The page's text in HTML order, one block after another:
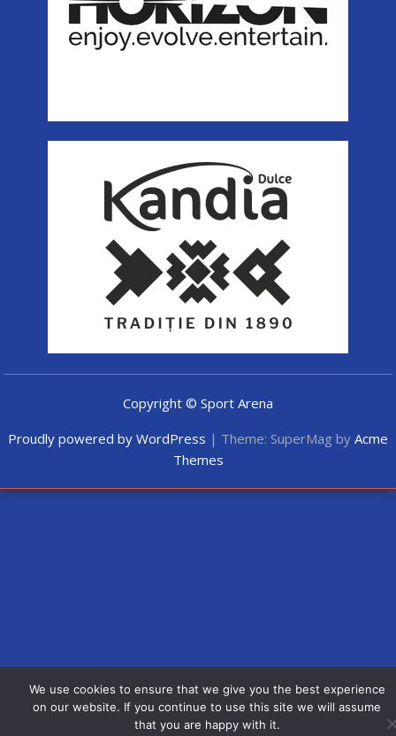
Copyright © Sport Arena
Proudly powered by WordPress | Theme: SuperMag by Acme
Themes
We use cookies to ensure that we give you the best experience
on our website. If you continue to use this site we will assume
that you are happy with it.